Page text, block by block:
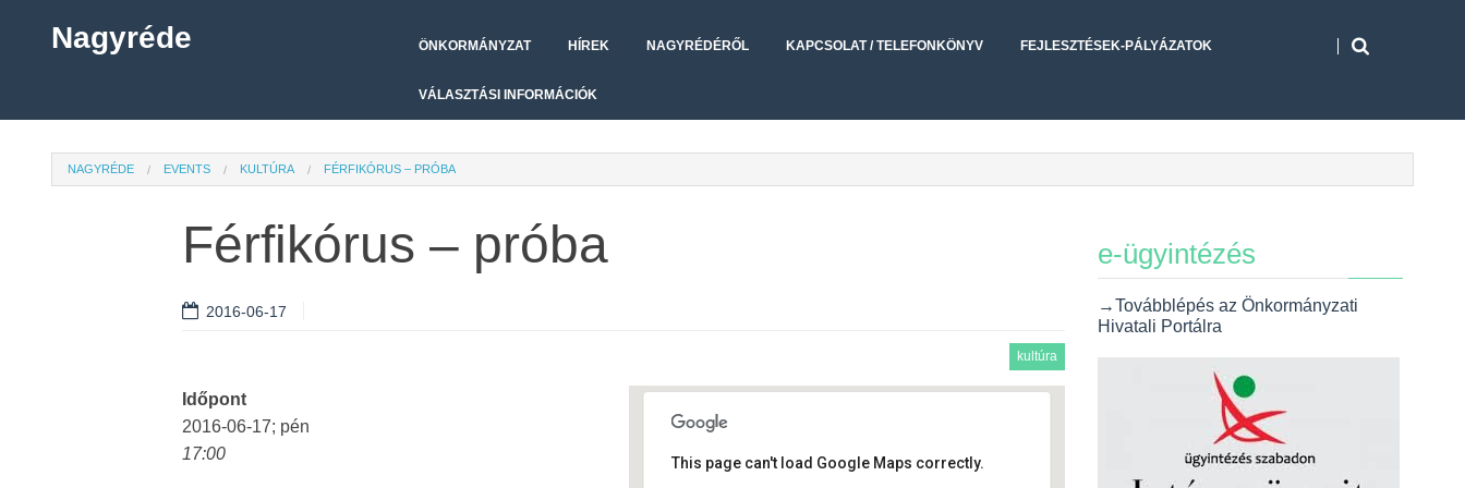
Nagyréde ÖNKORMÁNYZAT HÍREK NAGYRÉDÉRŐL KAPCSOLAT / TELEFONKÖNYV FEJLESZTÉSEK-PÁLYÁZATOK
VÁLASZTÁSI INFORMÁCIÓK
NAGYRÉDE EVENTS KULTÚRA FÉRFIKÓRUS – PRÓBA
Férfikórus – próba
2016-06-17
kultúra
Művelődési ház
This page can't load Google Maps correctly.
Időpont
2016-06-17; pén
17:00
e-ügyintézés
→Továbblépés az Önkormányzati
Hivatali Portálra